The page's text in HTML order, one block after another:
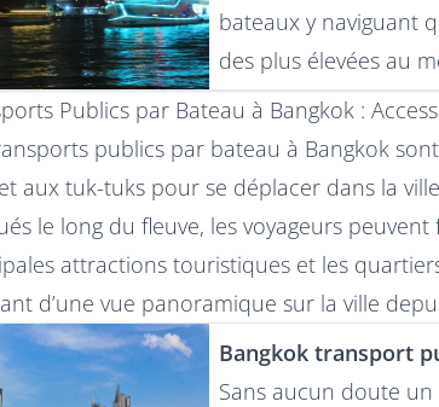
bateaux y naviguant
des plus élevées au
Publics par Bateau à Bangkok :
publics par bateau à Bangkok
aux tuk-tuks pour se déplacer dans la
le long du fleuve, les voyageurs
attractions touristiques et les
d’une vue panoramique sur la ville
Bangkok transport
Sans aucun doute